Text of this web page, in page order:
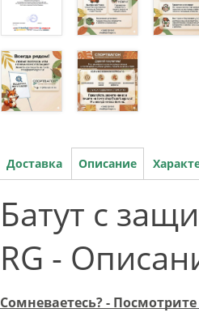
Доставка Описание
Батут с
RG -
Сомневаетесь? -